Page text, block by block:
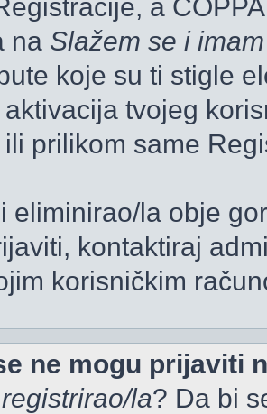
a
na Slažem se i
koje su ti stigle
tvojeg
prilikom same
eliminirao/la obje
kontaktiraj
korisničkim
ne mogu prijaviti
registrirao/la? Da bi